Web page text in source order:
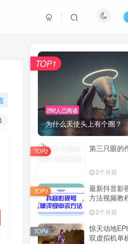
292人已阅读
为什么天使头上有个圈？
TOP1
第三只眼的
2个月前
TOP2
最新抖音影
方法视频教
2个月前
TOP3
惊天动地
双虚拟机单
TOP4